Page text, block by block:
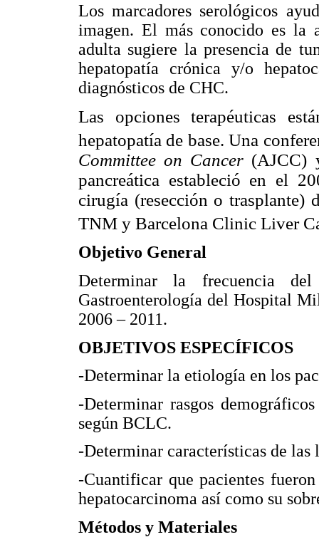
Los marcadores serológicos
imagen. El más conocido es la
adulta sugiere la presencia de
hepatopatía crónica y/o
diagnósticos de CHC.
Las opciones terapéuticas
hepatopatía de base. Una
Committee on Cancer (AJCC)
pancreática estableció en el
cirugía (resección o trasplante)
TNM y Barcelona Clinic Liver
Objetivo General
Determinar la frecuencia
Gastroenterología del Hospital
2006 – 2011.
OBJETIVOS ESPECÍFICOS
-Determinar la etiología en los
-Determinar rasgos
según BCLC.
-Determinar características de las
-Cuantificar que pacientes
hepatocarcinoma así como su
Métodos y Materiales